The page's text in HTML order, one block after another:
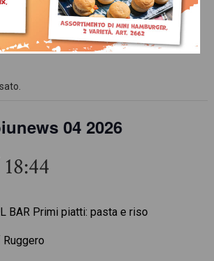
04 2026
BAR Primi piatti: pasta e riso
Ruggero